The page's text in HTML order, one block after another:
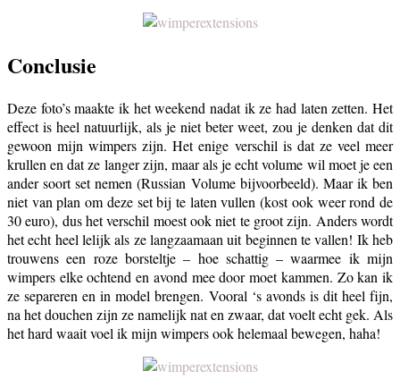
Conclusie
Deze foto’s maakte ik het weekend nadat ik ze had laten zetten. Het
effect is heel natuurlijk, als je niet beter weet, zou je denken dat dit
gewoon mijn wimpers zijn. Het enige verschil is dat ze veel meer
krullen en dat ze langer zijn, maar als je echt volume wil moet je een
ander soort set nemen (Russian Volume bijvoorbeeld). Maar ik ben
niet van plan om deze set bij te laten vullen (kost ook weer rond de
30 euro), dus het verschil moest ook niet te groot zijn. Anders wordt
het echt heel lelijk als ze langzaamaan uit beginnen te vallen! Ik heb
trouwens een roze borsteltje – hoe schattig – waarmee ik mijn
wimpers elke ochtend en avond mee door moet kammen. Zo kan ik
ze separeren en in model brengen. Vooral ‘s avonds is dit heel fijn,
na het douchen zijn ze namelijk nat en zwaar, dat voelt echt gek. Als
het hard waait voel ik mijn wimpers ook helemaal bewegen, haha!